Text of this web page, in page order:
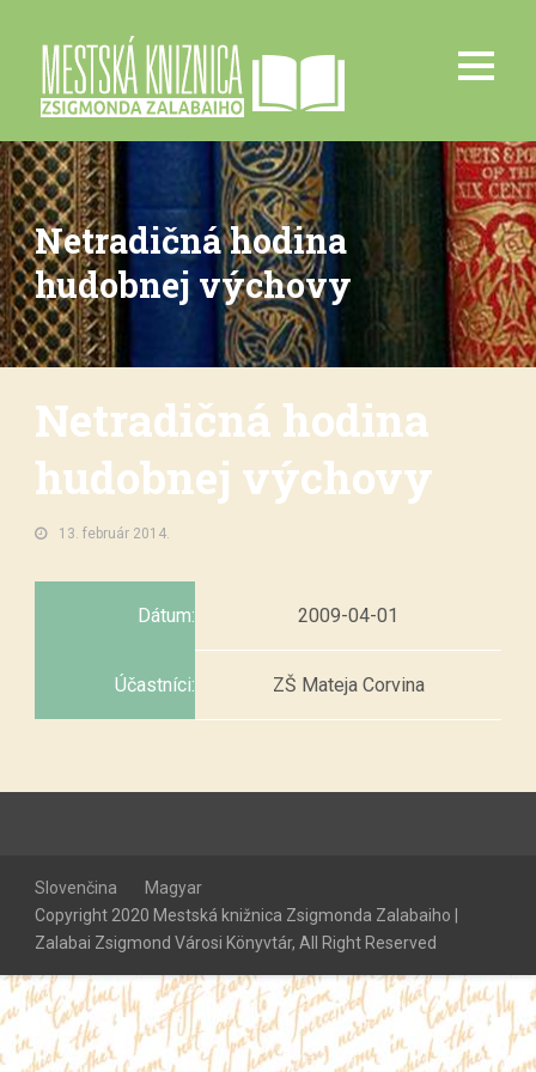
Netradičná hodina
hudobnej výchovy
Netradičná hodina
hudobnej výchovy
13. február 2014.
Dátum: 2009-04-01
Účastníci: ZŠ Mateja Corvina
Slovenčina
Magyar
Copyright 2020 Mestská knižnica Zsigmonda Zalabaiho |
Zalabai Zsigmond Városi Könyvtár, All Right Reserved